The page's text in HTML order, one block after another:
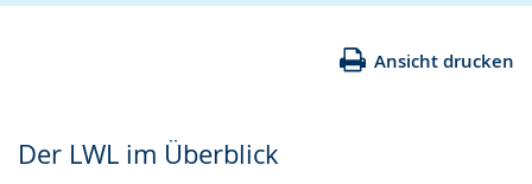
Ansicht drucken
Der LWL im Überblick